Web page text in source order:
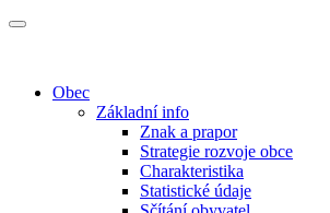
Obec
Základní info
Znak a prapor
Strategie rozvoje obce
Charakteristika
Statistické údaje